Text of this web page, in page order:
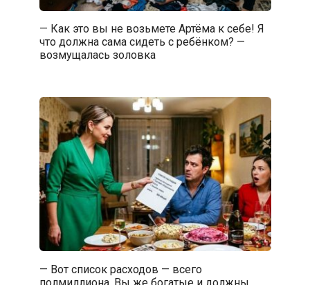
— Как это вы не возьмете Артёма к себе! Я
что должна сама сидеть с ребёнком? —
возмущалась золовка
— Вот список расходов — всего
полмиллиона. Вы же богатые и должны